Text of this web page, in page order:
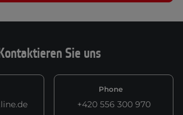
Sie uns
Phone
+420 556 300 970